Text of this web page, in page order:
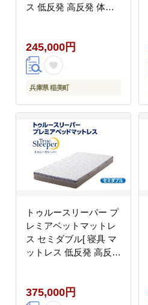
ス 低反発 高反発 体圧
245,000円
兵庫県 稲美町
トゥルースリーパー プ
レミアベットマットレ
ス セミダブル[ 寝具 マ
ットレス 低反発 高反発
375,000円